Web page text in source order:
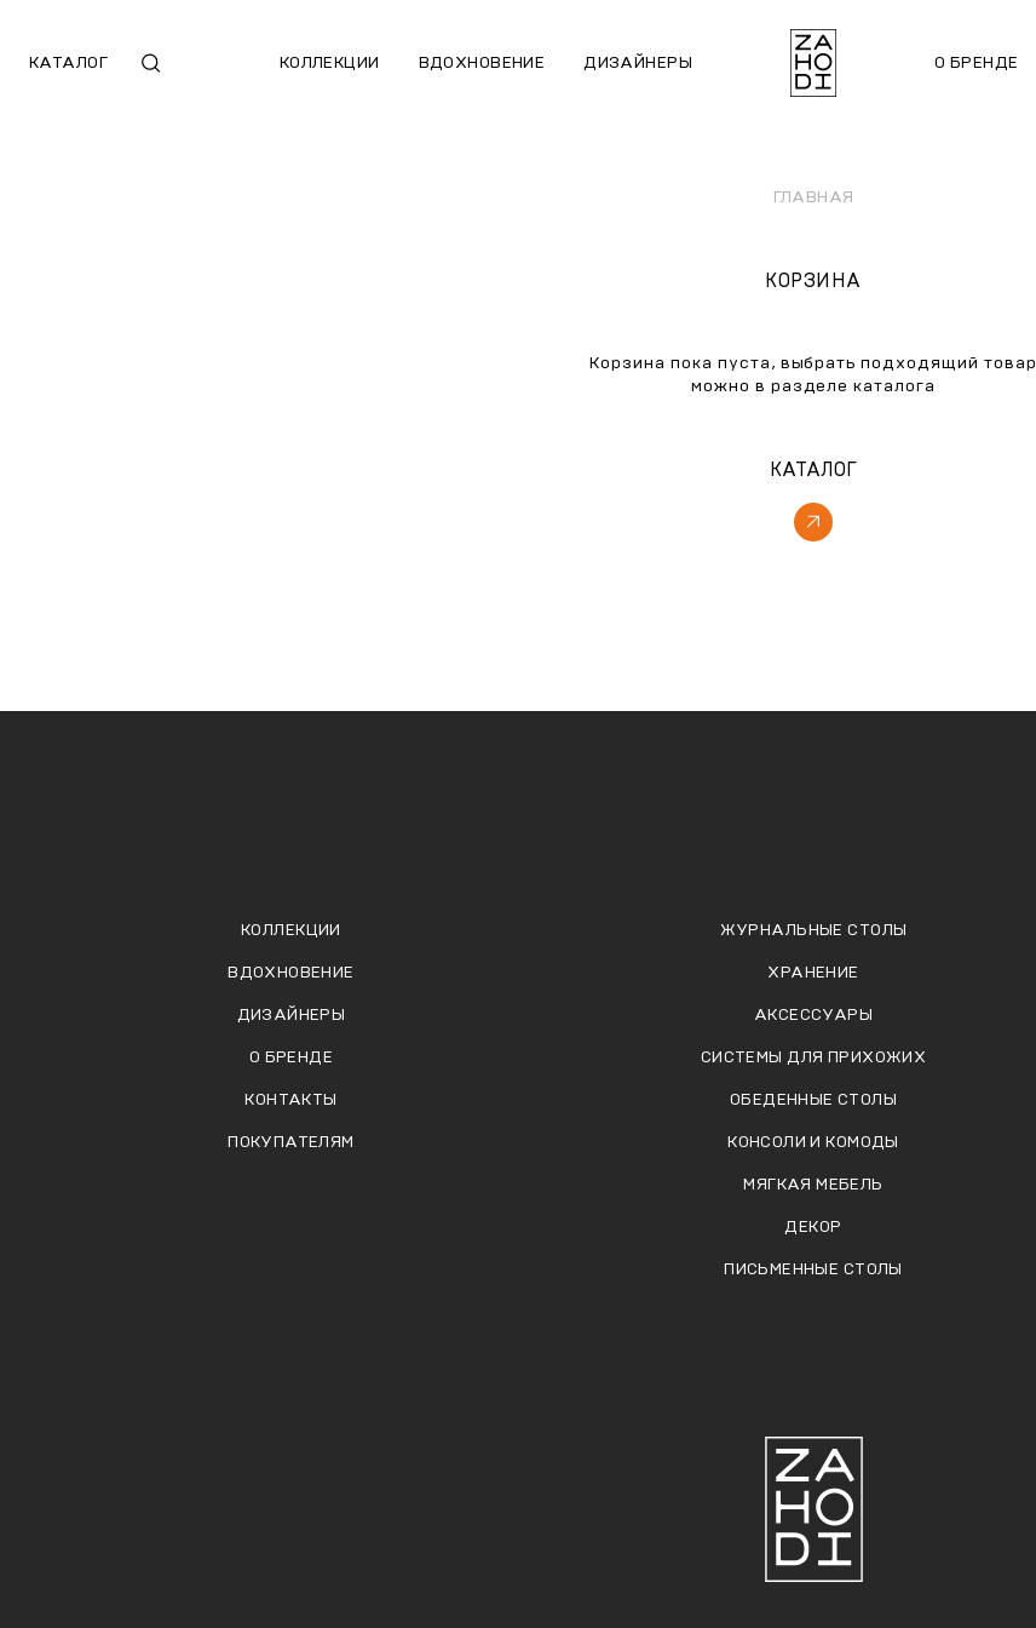
КАТАЛОГ КОЛЛЕКЦИИ ВДОХНОВЕНИЕ ДИЗАЙНЕРЫ О БРЕНДЕ
ГЛАВНАЯ
КОРЗИНА
Корзина пока пуста, выбрать подходящий товар
можно в разделе каталога
КАТАЛОГ
ЖУРНАЛЬНЫЕ СТОЛЫ
ХРАНЕНИЕ
АКСЕССУАРЫ
СИСТЕМЫ ДЛЯ ПРИХОЖИХ
ОБЕДЕННЫЕ СТОЛЫ
КОНСОЛИ И КОМОДЫ
МЯГКАЯ МЕБЕЛЬ
ДЕКОР
ПИСЬМЕННЫЕ СТОЛЫ
КОЛЛЕКЦИИ
ВДОХНОВЕНИЕ
ДИЗАЙНЕРЫ
О БРЕНДЕ
КОНТАКТЫ
ПОКУПАТЕЛЯМ